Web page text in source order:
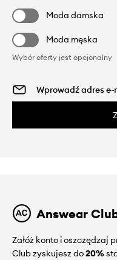
Moda damska
Moda męska
Wybór oferty jest opcjonalny
Answear
Załóż konto i oszczędzaj
Club zyskujesz do20%